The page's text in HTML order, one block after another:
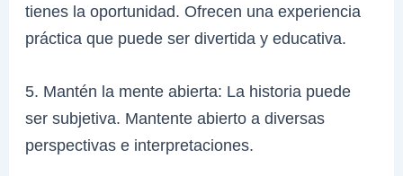
tienes la oportunidad. Ofrecen una experiencia
práctica que puede ser divertida y educativa.
5. Mantén la mente abierta: La historia puede
ser subjetiva. Mantente abierto a diversas
perspectivas e interpretaciones.